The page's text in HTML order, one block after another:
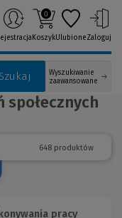
Szukaj
Wyszukiwanie
zaawansowane
0
KoszykUlubioneZaloguj
społecznych
648 produktów
pracy